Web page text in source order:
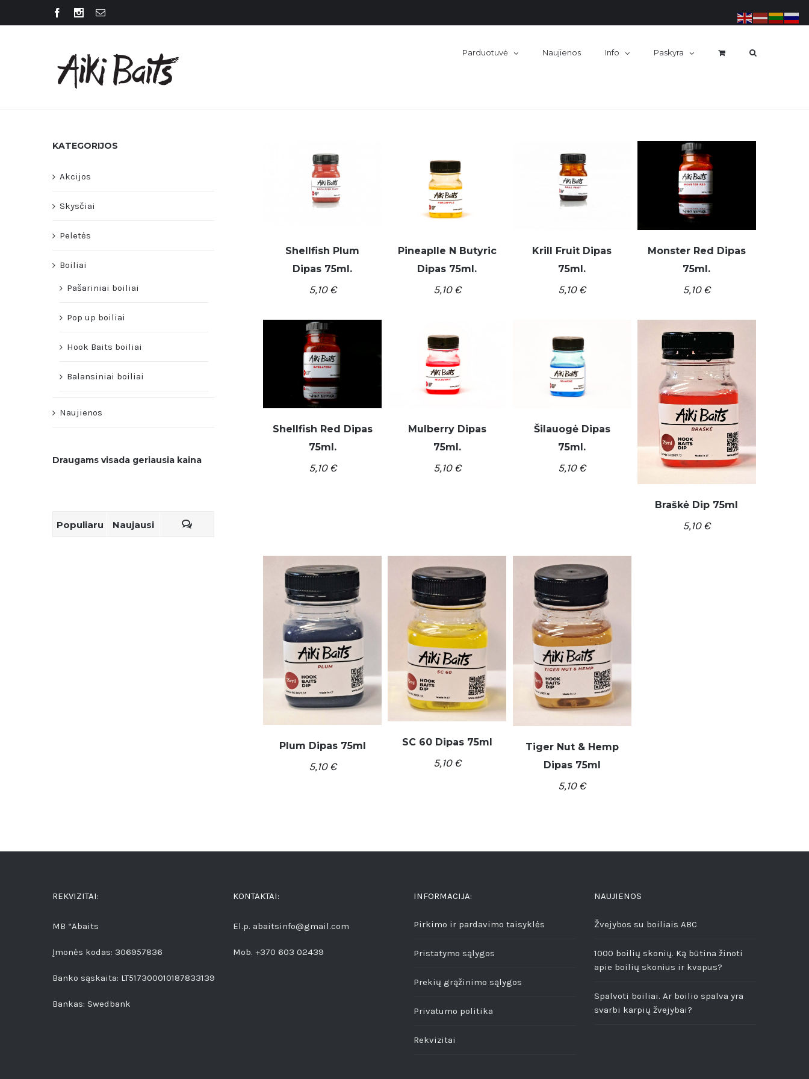
Parduotuvė Naujienos Info Paskyra
Į KREPŠELĮ / DETALĖS
Shellfish Plum
Dipas 75ml.
5,10€
Į KREPŠELĮ / DETALĖS
Pineaplle N Butyric
Dipas 75ml.
5,10€
Į KREPŠELĮ /
Krill Fruit Dipas
75ml.
5,10€
Į KREPŠELĮ /
Monster Red Dipas
75ml.
5,10€
Į KREPŠELĮ /
Shellfish Red Dipas
75ml.
5,10€
Į KREPŠELĮ /
Mulberry Dipas
75ml.
5,10€
Į KREPŠELĮ /
Šilauogė Dipas
75ml.
5,10€
Braškė Dip 75ml
5,10€
Plum Dipas 75ml
5,10€
SC 60 Dipas 75ml
5,10€
Tiger Nut & Hemp
Dipas 75ml
5,10€
KATEGORIJOS
Akcijos
Skysčiai
Peletės
Boiliai
Pašariniai boiliai
Pop up boiliai
Hook Baits boiliai
Balansiniai boiliai
Naujienos
Draugams visada geriausia kaina
Populiaru Naujausi
REKVIZITAI:
MB “Abaits
Įmonės kodas: 306957836
Banko sąskaita: LT517300010187833139
Bankas: Swedbank
KONTAKTAI:
El.p. abaitsinfo@gmail.com
Mob. +370 603 02439
INFORMACIJA:
Pirkimo ir pardavimo taisyklės
Pristatymo sąlygos
Prekių grąžinimo sąlygos
Privatumo politika
Rekvizitai
NAUJIENOS
Žvejybos su boiliais ABC
1000 boilių skonių. Ką būtina žinoti
apie boilių skonius ir kvapus?
Spalvoti boiliai. Ar boilio spalva yra
svarbi karpių žvejybai?